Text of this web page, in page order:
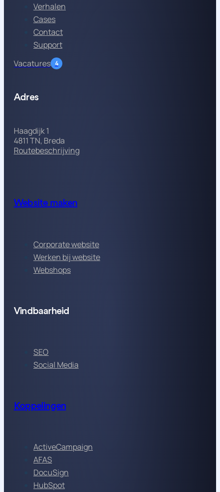
Verhalen
Cases
Contact
Support
Vacatures 4
Adres
Haagdijk 1
4811 TN, Breda
Routebeschrijving
Website maken
Corporate website
Werken bij website
Webshops
Vindbaarheid
SEO
Social Media
Koppelingen
ActiveCampaign
AFAS
DocuSign
HubSpot